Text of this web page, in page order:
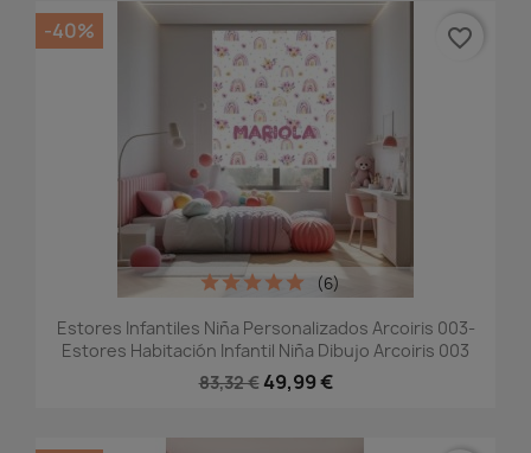
Estores Infantiles Niña Personalizados Arcoiris 003-
Estores Habitación Infantil Niña Dibujo Arcoiris 003
83,32 € 49,99 €
(6)
-40% favorite_border